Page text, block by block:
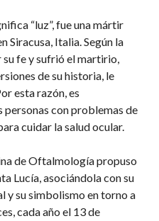
“luz”, fue una mártir
Siracusa, Italia. Según la
fe y sufrió el martirio,
de su historia, le
esta razón, es
personas con problemas de
cuidar la salud ocular.
de Oftalmología propuso
Lucía, asociándola con su
y su simbolismo en torno a
cada año el 13 de